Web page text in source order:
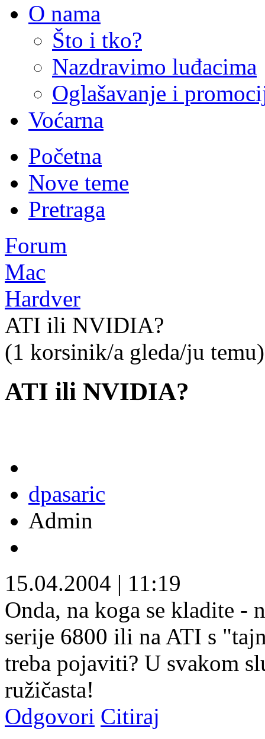
O nama
Što i tko?
Nazdravimo luđacima
Oglašavanje i
Voćarna
Početna
Nove teme
Pretraga
Forum
Mac
Hardver
ATI ili NVIDIA?
(1 korsinik/a gleda/ju
ATI ili NVIDIA?
dpasaric
Admin
15.04.2004 | 11:19
Onda, na koga se kladite -
serije 6800 ili na ATI s
treba pojaviti? U svakom
ružičasta!
Odgovori Citiraj